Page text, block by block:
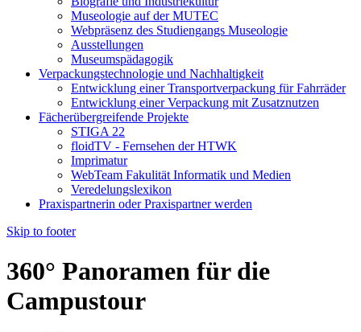
Museologie auf der MUTEC
Webpräsenz des Studiengangs Museologie
Ausstellungen
Museumspädagogik
Verpackungstechnologie und Nachhaltigkeit
Entwicklung einer Transportverpackung für Fahrräder
Entwicklung einer Verpackung mit Zusatznutzen
Fächerübergreifende Projekte
STIGA 22
floidTV - Fernsehen der HTWK
Imprimatur
WebTeam Fakulität Informatik und Medien
Veredelungslexikon
Praxispartnerin oder Praxispartner werden
Skip to footer
360° Panoramen für die
Campustour